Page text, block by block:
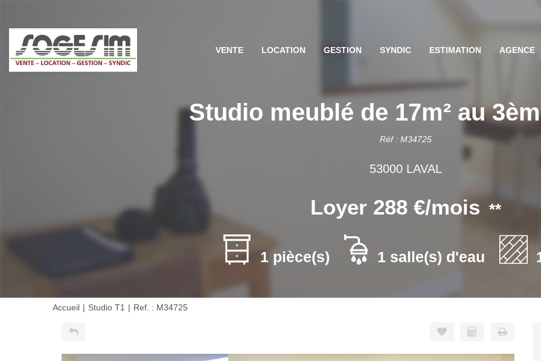
VENTE LOCATION GESTION SYNDIC ESTIMATION AGENCE
Studio meublé de 17m² au
Réf : M34725
53000 LAVAL
Loyer 288 €/mois **
1 pièce(s) 1 salle(s) d'eau
Accueil Studio T1 Ref. : M34725